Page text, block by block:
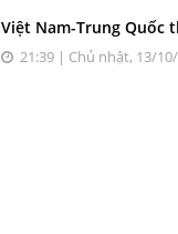
Việt Nam-Trung Quốc
21:39 | Chủ nhật, 13/